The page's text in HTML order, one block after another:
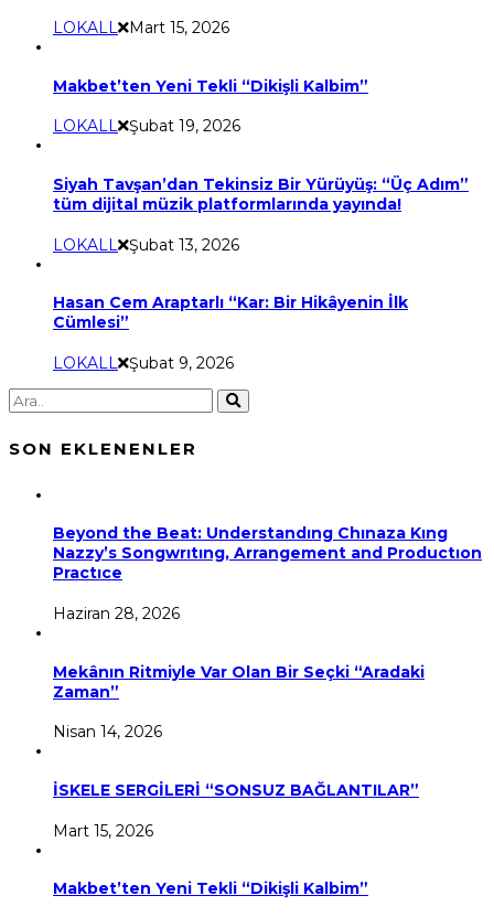
LOKALL Mart 15, 2026
Makbet’ten Yeni Tekli “Dikişli Kalbim”
LOKALL Şubat 19, 2026
Siyah Tavşan’dan Tekinsiz Bir Yürüyüş: “Üç Adım”
tüm dijital müzik platformlarında yayında!
LOKALL Şubat 13, 2026
Hasan Cem Araptarlı “Kar: Bir Hikâyenin İlk
Cümlesi”
LOKALL Şubat 9, 2026
SON EKLENENLER
Beyond the Beat: Understandıng Chınaza Kıng
Nazzy’s Songwrıtıng, Arrangement and Productıon
Practıce
Haziran 28, 2026
Mekânın Ritmiyle Var Olan Bir Seçki “Aradaki
Zaman”
Nisan 14, 2026
İSKELE SERGİLERİ “SONSUZ BAĞLANTILAR”
Mart 15, 2026
Makbet’ten Yeni Tekli “Dikişli Kalbim”